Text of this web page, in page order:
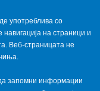
употреблива со
на страници и
Веб-страницата не
запомни информации